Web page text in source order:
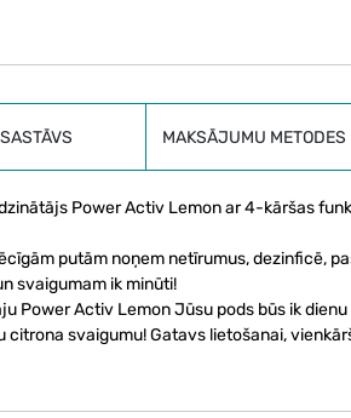
SASTĀVS MAKSĀJUMU METODES
Power Activ Lemon ar 4-kāršas
putām noņem netīrumus, dezinficē,
svaigumam ik minūti!
Power Activ Lemon Jūsu pods būs ik
svaigumu! Gatavs lietošanai,